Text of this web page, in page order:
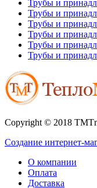
Трубы и
Трубы и
Трубы и
Трубы и
Трубы и
Трубы и
Copyright © 2018
Создание интернет-
О компании
Оплата
Доставка